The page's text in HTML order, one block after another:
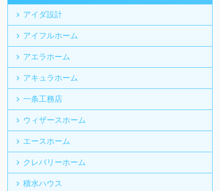
アイダ設計
アイフルホーム
アエラホーム
アキュラホーム
一条工務店
ウィザースホーム
エースホーム
クレバリーホーム
積水ハウス